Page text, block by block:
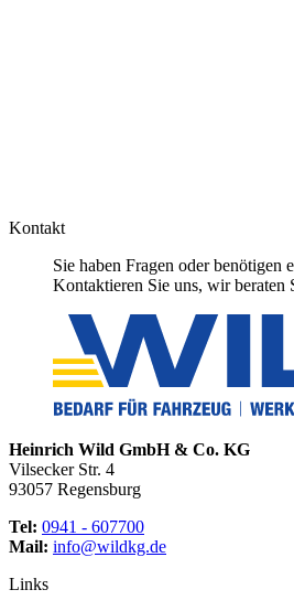
Kontakt
Sie haben Fragen oder benötigen
Kontaktieren Sie uns, wir beraten
Heinrich Wild GmbH & Co. KG
Vilsecker Str. 4
93057 Regensburg
Tel: 0941 - 607700
Mail: info@wildkg.de
Links